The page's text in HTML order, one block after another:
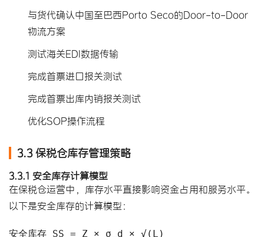
与货代确认中国至巴西Porto Seco的Door-to-Door
物流方案
测试海关EDI数据传输
完成首票进口报关测试
完成首票出库内销报关测试
优化SOP操作流程
3.3 保税仓库存管理策略
3.3.1 安全库存计算模型
在保税仓运营中，库存水平直接影响资金占用和服务水平。
以下是安全库存的计算模型：
安全库存 SS = Z × σ_d × √(L)